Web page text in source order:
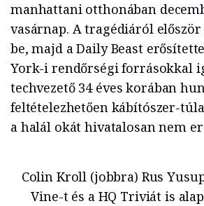
manhattani otthonában
vasárnap. A tragédiáról
be, majd a Daily Beast
York-i rendőrségi forrásokkal
techvezető 34 éves korában
feltételezhetően kábítószer-
a halál okát hivatalosan nem
Colin Kroll (jobbra) Rus
Vine-t és a HQ Triviát is